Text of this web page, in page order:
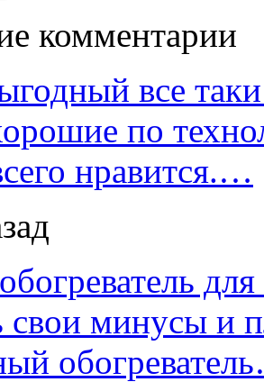
комментарии
все таки
по
нравится.…
свои минусы и